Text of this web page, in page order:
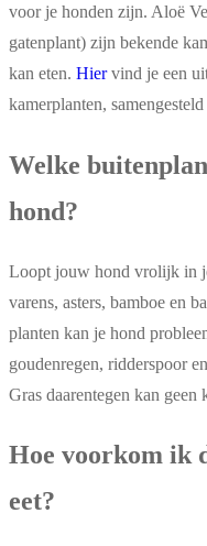
voor je honden zijn. Aloë
gatenplant) zijn bekende
kan eten. Hiervind je een
kamerplanten,
Welke
hond?
Loopt jouw hond vrolijk in
varens, asters, bamboe en
planten kan je hond
goudenregen, ridderspoor
Gras daarentegen kan geen
Hoe voorkom ik
eet?